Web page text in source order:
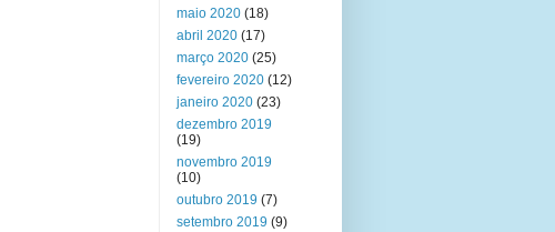
maio 2020 (18)
abril 2020 (17)
março 2020 (25)
fevereiro 2020 (12)
janeiro 2020 (23)
dezembro 2019
(19)
novembro 2019
(10)
outubro 2019 (7)
setembro 2019 (9)